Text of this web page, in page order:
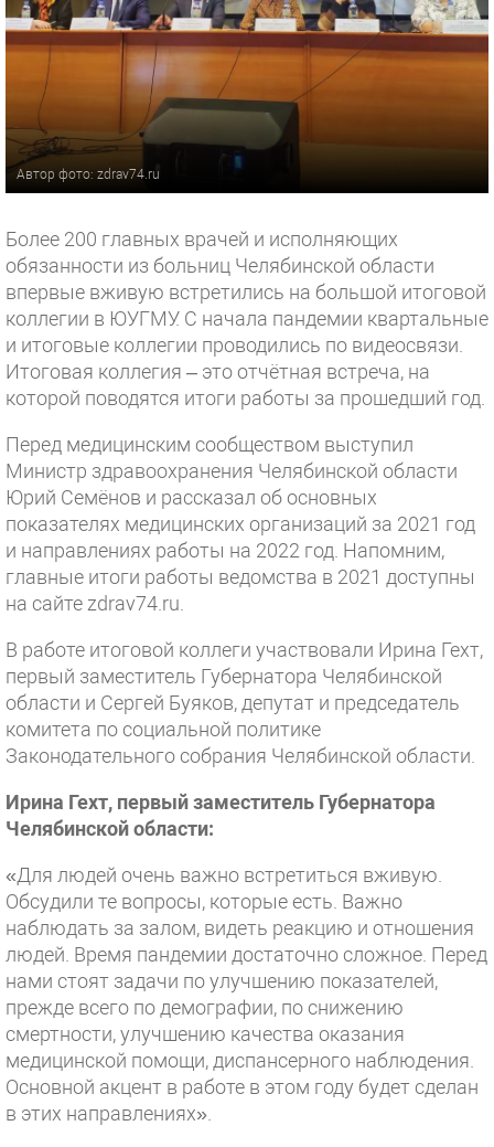
Автор фото: zdrav74.ru
Более 200 главных врачей и исполняющих
обязанности из больниц Челябинской области
впервые вживую встретились на большой итоговой
коллегии в ЮУГМУ. С начала пандемии квартальные
и итоговые коллегии проводились по видеосвязи.
Итоговая коллегия – это отчётная встреча, на
которой поводятся итоги работы за прошедший год.
Перед медицинским сообществом выступил
Министр здравоохранения Челябинской области
Юрий Семёнов и рассказал об основных
показателях медицинских организаций за 2021 год
и направлениях работы на 2022 год. Напомним,
главные итоги работы ведомства в 2021 доступны
на сайте zdrav74.ru.
В работе итоговой коллеги участвовали Ирина Гехт,
первый заместитель Губернатора Челябинской
области и Сергей Буяков, депутат и председатель
комитета по социальной политике
Законодательного собрания Челябинской области.
Ирина Гехт, первый заместитель Губернатора
Челябинской области:
«Для людей очень важно встретиться вживую.
Обсудили те вопросы, которые есть. Важно
наблюдать за залом, видеть реакцию и отношения
людей. Время пандемии достаточно сложное. Перед
нами стоят задачи по улучшению показателей,
прежде всего по демографии, по снижению
смертности, улучшению качества оказания
медицинской помощи, диспансерного наблюдения.
Основной акцент в работе в этом году будет сделан
в этих направлениях».